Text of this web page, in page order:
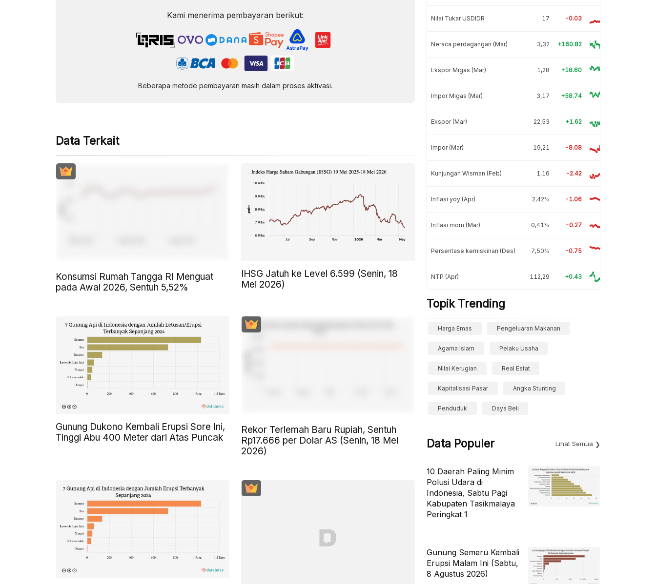
Kami menerima pembayaran berikut:
Beberapa metode pembayaran masih dalam proses aktivasi.
Data Terkait
Konsumsi Rumah Tangga RI Menguat
pada Awal 2026, Sentuh 5,52%
IHSG Jatuh ke Level 6.599 (Senin, 18
Mei 2026)
Gunung Dukono Kembali Erupsi Sore Ini,
Tinggi Abu 400 Meter dari Atas Puncak
Rekor Terlemah Baru Rupiah, Sentuh
Rp17.666 per Dolar AS (Senin, 18 Mei
2026)
Nilai Tukar USDIDR 17 -0.03
Neraca perdagangan (Mar) 3,32 +160.82
Ekspor Migas (Mar) 1,28 +18.60
Impor Migas (Mar) 3,17 +58.74
Ekspor (Mar) 22,53 +1.62
Impor (Mar) 19,21 -8.08
Kunjungan Wisman (Feb) 1,16 -2.42
Inflasi yoy (Apr) 2,42% -1.06
Inflasi mom (Mar) 0,41% -0.27
Persentase kemiskinan (Des) 7,50% -0.75
NTP (Apr) 112,29 +0.43
Topik Trending
Harga Emas Pengeluaran Makanan
Agama Islam Pelaku Usaha
Nilai Kerugian Real Estat
Kapitalisasi Pasar Angka Stunting
Penduduk Daya Beli
Data Populer Lihat Semua
10 Daerah Paling Minim
Polusi Udara di
Indonesia, Sabtu Pagi
Kabupaten Tasikmalaya
Peringkat 1
Gunung Semeru Kembali
Erupsi Malam Ini (Sabtu,
8 Agustus 2026)